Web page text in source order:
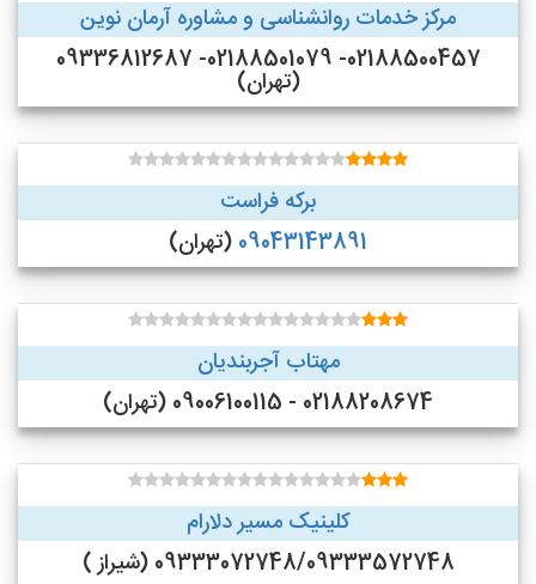
مرکز خدمات روانشناسی و مشاوره آرمان نوین
02188500457- 02188501079- 09336812687
(تهران)
برکه فراست
09043143891 (تهران)
مهتاب آجربندیان
02188208674 - 09006100115 (تهران)
کلینیک مسیر دلارام
09333072748/09333572748 (شیراز )